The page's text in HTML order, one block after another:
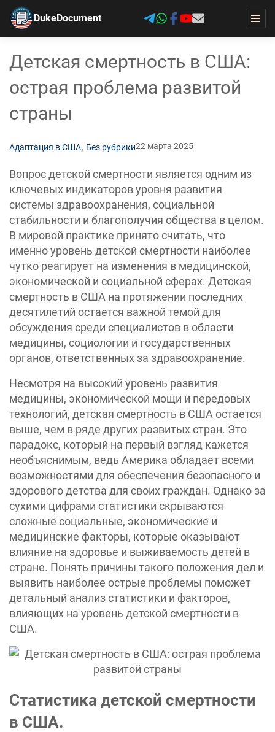
DukeDocument
Детская смертность в США:
острая проблема развитой
страны
Адаптация в США, Без рубрики22 марта 2025
Вопрос детской смертности является одним из
ключевых индикаторов уровня развития
системы здравоохранения, социальной
стабильности и благополучия общества в целом.
В мировой практике принято считать, что
именно уровень детской смертности наиболее
чутко реагирует на изменения в медицинской,
экономической и социальной сферах. Детская
смертность в США на протяжении последних
десятилетий остается важной темой для
обсуждения среди специалистов в области
медицины, социологии и государственных
органов, ответственных за здравоохранение.
Несмотря на высокий уровень развития
медицины, экономической мощи и передовых
технологий, детская смертность в США остается
выше, чем в ряде других развитых стран. Это
парадокс, который на первый взгляд кажется
необъяснимым, ведь Америка обладает всеми
возможностями для обеспечения безопасного и
здорового детства для своих граждан. Однако за
сухими цифрами статистики скрываются
сложные социальные, экономические и
медицинские факторы, которые оказывают
влияние на здоровье и выживаемость детей в
стране. Понять причины такого положения дел и
выявить наиболее острые проблемы поможет
детальный анализ статистики и факторов,
влияющих на уровень детской смертности в
США.
Статистика детской смертности
в США.